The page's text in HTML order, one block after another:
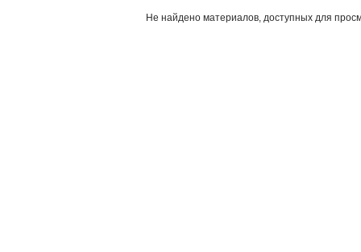
Не найдено материалов, доступных для